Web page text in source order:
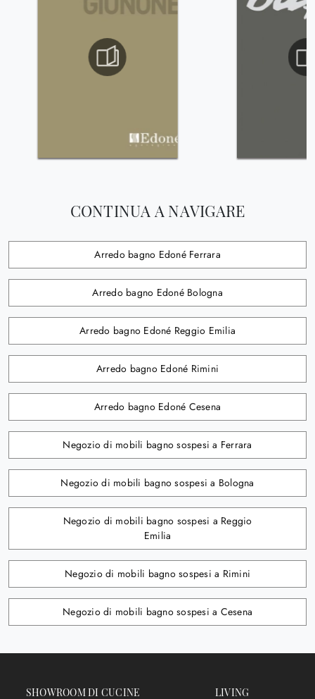
CONTINUA A NAVIGARE
Arredo bagno Edoné Ferrara
Arredo bagno Edoné Bologna
Arredo bagno Edoné Reggio Emilia
Arredo bagno Edoné Rimini
Arredo bagno Edoné Cesena
Negozio di mobili bagno sospesi a Ferrara
Negozio di mobili bagno sospesi a Bologna
Negozio di mobili bagno sospesi a Reggio
Emilia
Negozio di mobili bagno sospesi a Rimini
Negozio di mobili bagno sospesi a Cesena
SHOWROOM DI CUCINE LIVING